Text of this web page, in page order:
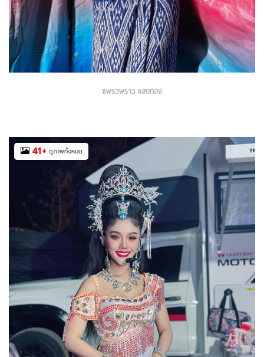
แพรวพราว แสงทอง
41+ ดูภาพทั้งหมด